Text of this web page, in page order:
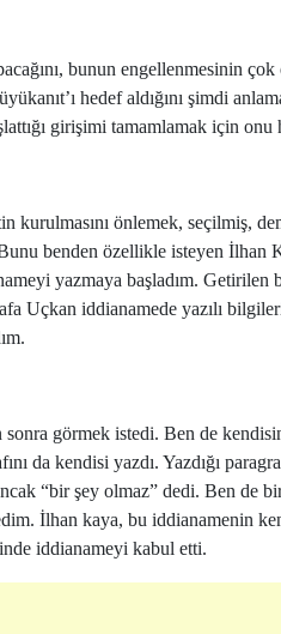
bunun engellenmesinin
hedef aldığını şimdi
girişimi tamamlamak için onu
kurulmasını önlemek, seçilmiş,
Bunu benden özellikle isteyen
yazmaya başladım. Getirilen
Uçkan iddianamede yazılı
sonra görmek istedi. Ben de
da kendisi yazdı. Yazdığı
“bir şey olmaz” dedi. Ben de
İlhan kaya, bu iddianamenin
iddianameyi kabul etti.